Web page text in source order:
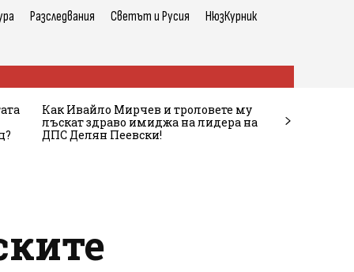
Разследвания Светът и Русия НюзКурник
Как Ивайло Мирчев и троловете му
лъскат здраво имиджа на лидера на
ДПС Делян Пеевски!